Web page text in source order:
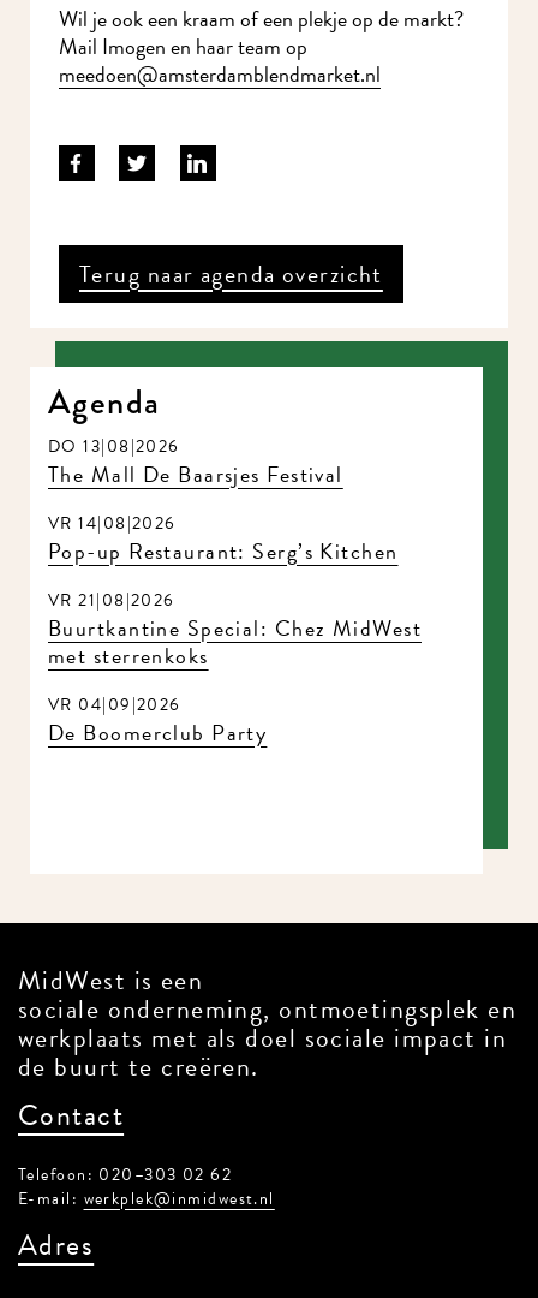
Wil je ook een kraam of een plekje op de markt?
Mail Imogen en haar team op
meedoen@amsterdamblendmarket.nl
Terug naar agenda overzicht
Agenda
DO 13|08|2026
The Mall De Baarsjes Festival
VR 14|08|2026
Pop-up Restaurant: Serg’s Kitchen
VR 21|08|2026
Buurtkantine Special: Chez MidWest
met sterrenkoks
VR 04|09|2026
De Boomerclub Party
MidWest is een
sociale onderneming, ontmoetingsplek en
werkplaats met als doel sociale impact in
de buurt te creëren.
Contact
Telefoon: 020–303 02 62
E-mail: werkplek@inmidwest.nl
Adres